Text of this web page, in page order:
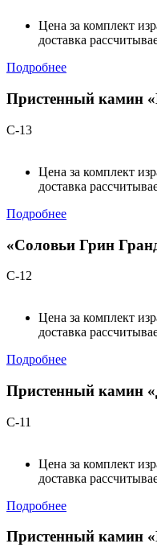
Цена за комплект
доставка
Подробнее
Пристенный камин
С-13
Цена за комплект
доставка
Подробнее
«Соловьи Грин
С-12
Цена за комплект
доставка
Подробнее
Пристенный камин
С-11
Цена за комплект
доставка
Подробнее
Пристенный камин